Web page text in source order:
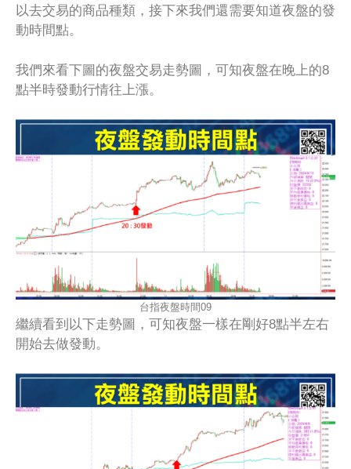
以去交易的商品種類，接下來我們還需要知道夜盤的發
動時間點。
我們來看下圖的夜盤交易走勢圖，可知夜盤在晚上的8
點半時發動行情往上漲。
台指夜盤時間09
繼續看到以下走勢圖，可知夜盤一樣在剛好8點半左右
開始去做發動。